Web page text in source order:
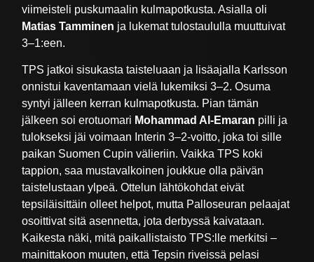
viimeisteli puskumaalin kulmapotkusta. Asialla oli
Matias Tamminen ja lukemat tulostaululla muuttuivat
3–1:een.
TPS jatkoi sisukasta taisteluaan ja lisäajalla Karlsson
onnistui kaventamaan vielä lukemiksi 3–2. Osuma
syntyi jälleen kerran kulmapotkusta. Pian tämän
jälkeen soi erotuomari Mohammad Al-Emaran pilli ja
tulokseksi jäi voimaan Interin 3–2-voitto, joka toi sille
paikan Suomen Cupin välieriin. Vaikka TPS koki
tappion, saa mustavalkoinen joukkue olla päivän
taistelustaan ylpeä. Ottelun lähtökohdat eivät
tepsiläisittäin olleet helpot, mutta Palloseuran pelaajat
osoittivat sitä asennetta, jota derbyssä kaivataan.
Kaikesta näki, mitä paikallistaisto TPS:lle merkitsi –
mainittakoon muuten, että Tepsin riveissä pelasi